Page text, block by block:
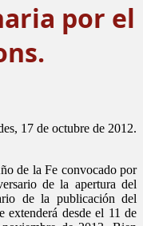
por el
17 de octubre de 2012.
de la Fe convocado por
de la apertura del
de la publicación del
extenderá desde el 11 de